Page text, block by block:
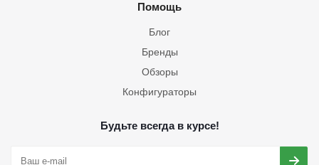
Помощь
Блог
Бренды
Обзоры
Конфигураторы
Будьте всегда в курсе!